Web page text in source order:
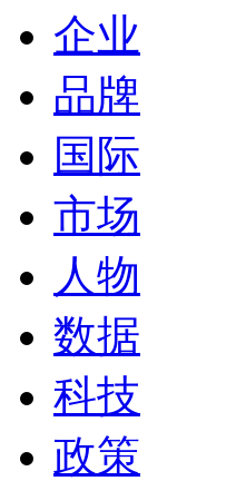
企业
品牌
国际
市场
人物
数据
科技
政策